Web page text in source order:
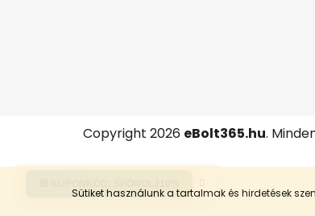
Sütiket használunk a tartalmak és hirdetések
Copyright 2026 eBolt365.hu.